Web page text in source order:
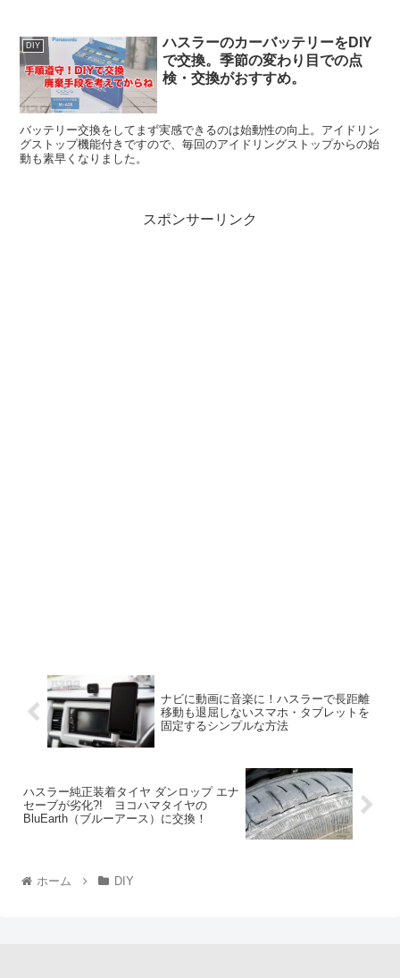
DIY
ハスラーのカーバッテリーをDIY
で交換。季節の変わり目での点
検・交換がおすすめ。
バッテリー交換をしてまず実感できるのは始動性の向上。アイドリン
グストップ機能付きですので、毎回のアイドリングストップからの始
動も素早くなりました。
スポンサーリンク
ナビに動画に音楽に！ハスラーで長距離
移動も退屈しないスマホ・タブレットを
固定するシンプルな方法
ハスラー純正装着タイヤ ダンロップ エナ
セーブが劣化?! ヨコハマタイヤの
BluEarth（ブルーアース）に交換！
ホーム DIY